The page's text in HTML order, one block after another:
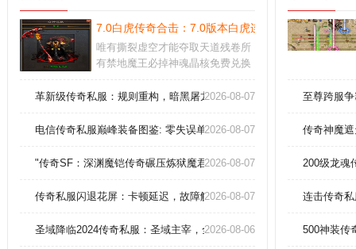
7.0白虎传奇合击：7.0版本白虎连招无敌攻略
唯有撕裂虚空才能夺取天道残卷所
有禁地魔王必掉神魂晶核免费兑换
五倍暴涨跨域竞技二十连胜必获太
革新级传奇私服：规则重构，暗黑屠龙现世！
2026-08-07
电信传奇私服巅峰装备图鉴: 零失误单刷赤月恶魔实战教学
2026-08-07
"传奇SF：深渊魔铠传奇碾压炼狱魔君的战略全集"
2026-08-07
传奇私服闪退花屏：卡顿延迟，故障解决全攻略
2026-08-07
圣域降临2024传奇私服：圣域主宰，全图资源垄断战略指南！
2026-08-06
至尊跨服
传奇神魔
200级龙魂
连击传奇
500神装传